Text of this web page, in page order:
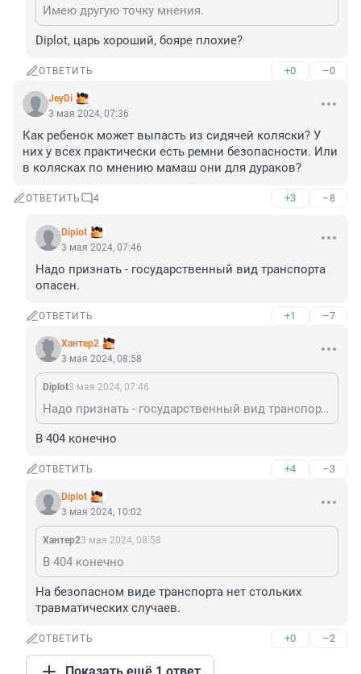
Имею другую точку мнения.
Diplot, царь хороший, бояре плохие?
ОТВЕТИТЬ +0 –0
JeyDi
3 мая 2024, 07:36
Как ребенок может выпасть из сидячей коляски? У
них у всех практически есть ремни безопасности. Или
в колясках по мнению мамаш они для дураков?
ОТВЕТИТЬ 4 +3 –8
Diplot
3 мая 2024, 07:46
Надо признать - государственный вид транспорта
опасен.
ОТВЕТИТЬ +1 –7
Хантер2
3 мая 2024, 08:58
Diplot3 мая 2024, 07:46
Надо признать - государственный вид транспорта опасен.
В 404 конечно
ОТВЕТИТЬ +4 –3
Diplot
3 мая 2024, 10:02
Хантер23 мая 2024, 08:58
В 404 конечно
На безопасном виде транспорта нет стольких
травматических случаев.
ОТВЕТИТЬ +0 –2